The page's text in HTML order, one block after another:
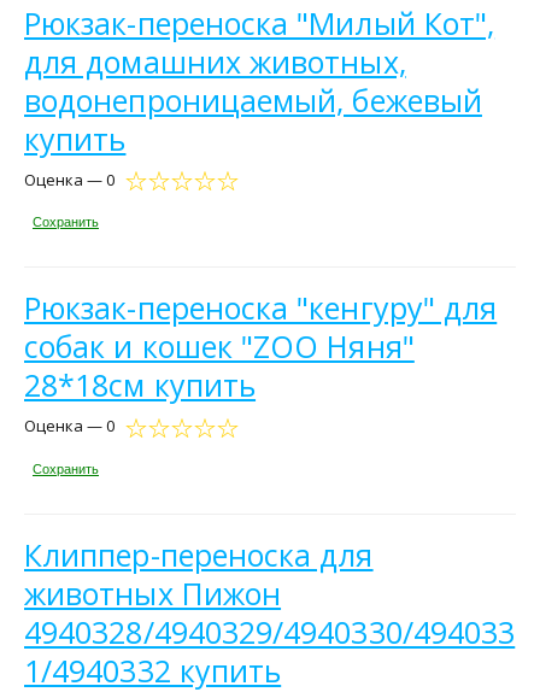
Рюкзак-переноска "Милый Кот",
для домашних животных,
водонепроницаемый, бежевый
купить
Оценка — 0
Сохранить
Рюкзак-переноска "кенгуру" для
собак и кошек "ZOO Няня"
28*18см купить
Оценка — 0
Сохранить
Клиппер-переноска для
животных Пижон
4940328/4940329/4940330/494033
1/4940332 купить